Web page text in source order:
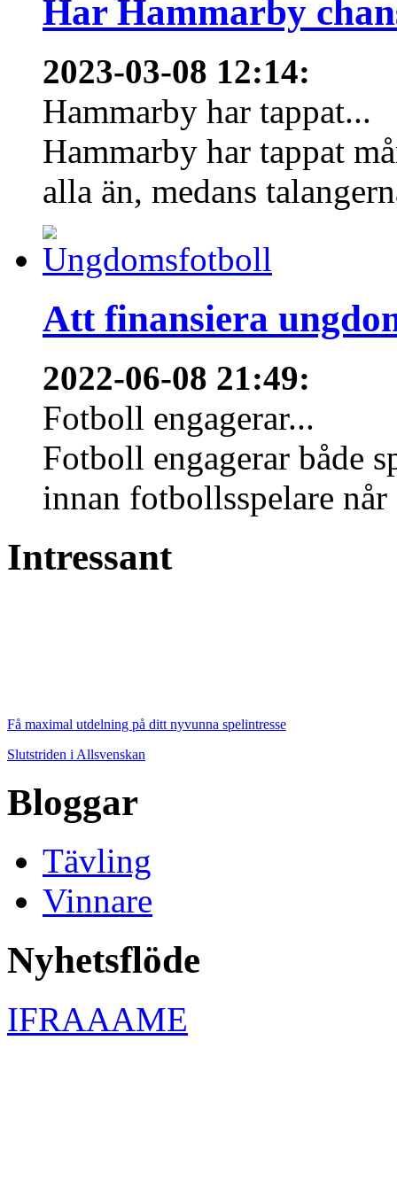
Har Hammarby
2023-03-08 12:14:
Hammarby har tappat...
Hammarby har tappat
alla än, medans
Att finansiera
2022-06-08 21:49:
Fotboll engagerar...
Fotboll engagerar både
innan fotbollsspelare
Intressant
Få maximal utdelning på ditt nyvunna spelintresse
Slutstriden i Allsvenskan
Bloggar
Tävling
Vinnare
Nyhetsflöde
IFRAAAME